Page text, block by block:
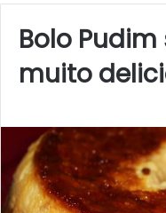
Bolo
muito